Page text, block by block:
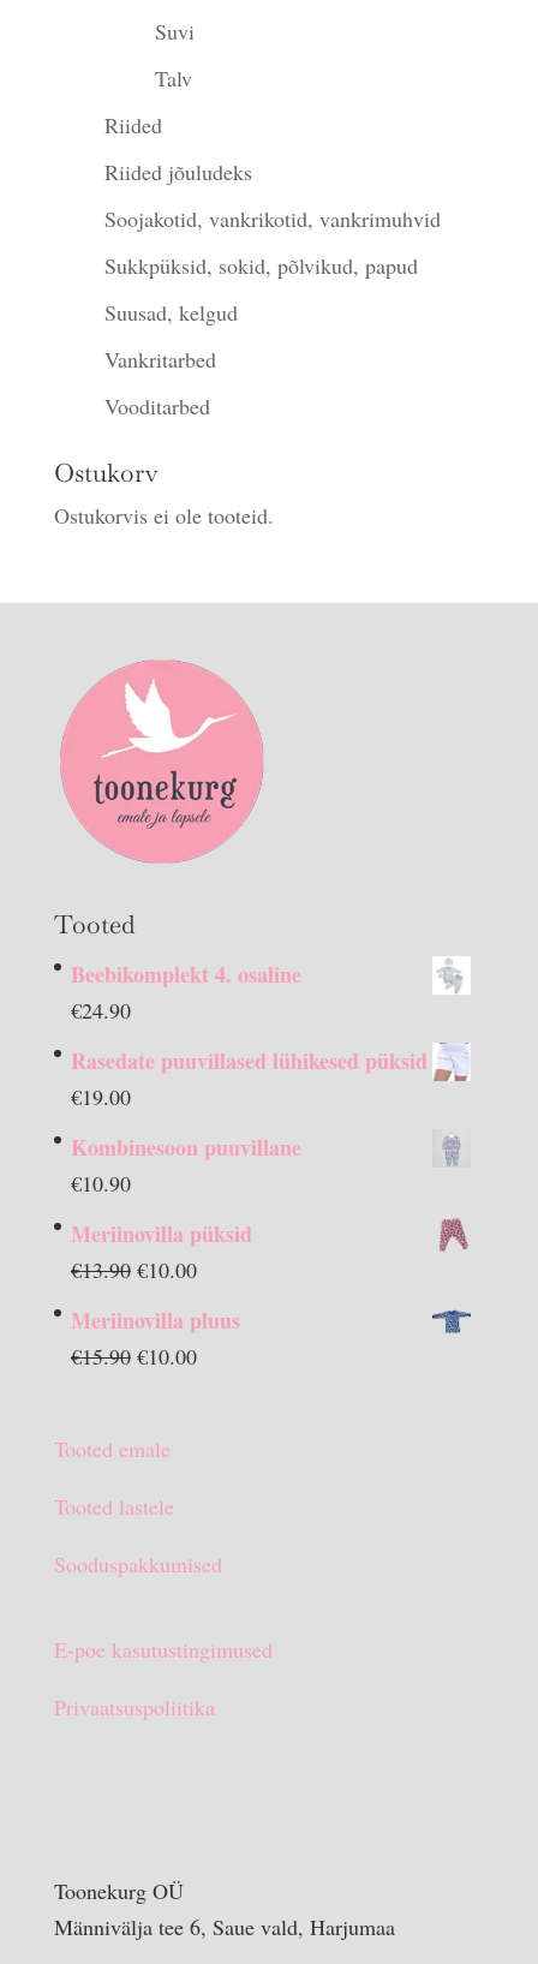
Suvi
Talv
Riided
Riided jõuludeks
Soojakotid, vankrikotid, vankrimuhvid
Sukkpüksid, sokid, põlvikud, papud
Suusad, kelgud
Vankritarbed
Vooditarbed
Ostukorv
Ostukorvis ei ole tooteid.
Tooted
Beebikomplekt 4. osaline
€24.90
Rasedate puuvillased lühikesed püksid
€19.00
Kombinesoon puuvillane
€10.90
Meriinovilla püksid
€13.90 Algne
€10.00Praegune
on:
Meriinovilla pluus
€15.90 Algne
€15.90.
€10.00Praegune
Tooted emale
Tooted lastele
Sooduspakkumised
E-poe kasutustingimused
Privaatsuspoliitika
Toonekurg OÜ
Männivälja tee 6, Saue vald, Harjumaa